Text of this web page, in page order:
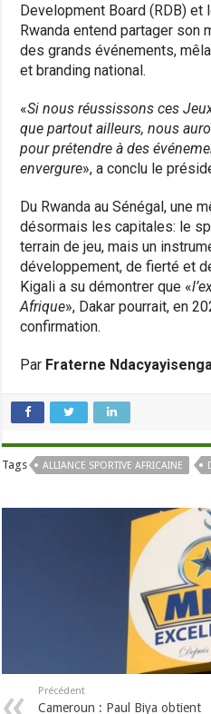
Development Board (RDB)
Rwanda entend partager
des grands événements,
et branding national.
«Si nous réussissons ces
que partout ailleurs, nous
pour prétendre à des
envergure», a conclu le
Du Rwanda au Sénégal, une
désormais les capitales: le
terrain de jeu, mais un
développement, de fierté et
Kigali a su démontrer que «
Afrique», Dakar pourrait, en
confirmation.
Par Fraterne Ndacyayisenga
Tags ALLIANCE SPORTIVE AFRICAINE
Précédent
Cameroun : Paul Biya obtient